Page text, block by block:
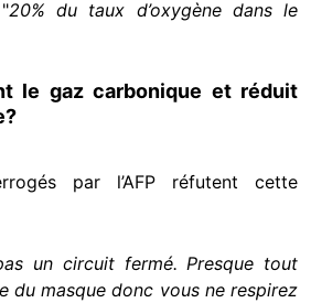
20% du taux d’oxygène dans le
le gaz carbonique et réduit
par l’AFP réfutent cette
un circuit fermé. Presque tout
du masque donc vous ne respirez